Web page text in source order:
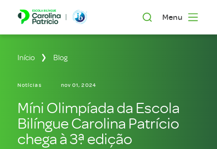
Menu
Início Blog
Notícias nov 01, 2024
Míni Olimpíada da Escola
Bilíngue Carolina Patrício
chega à 3ª edição